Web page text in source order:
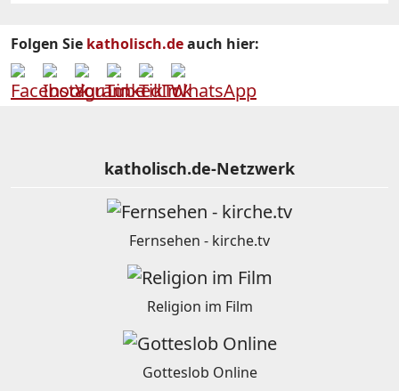
Folgen Sie katholisch.deauch hier:
katholisch.de-Netzwerk
Fernsehen - kirche.tv
Religion im Film
Gotteslob Online